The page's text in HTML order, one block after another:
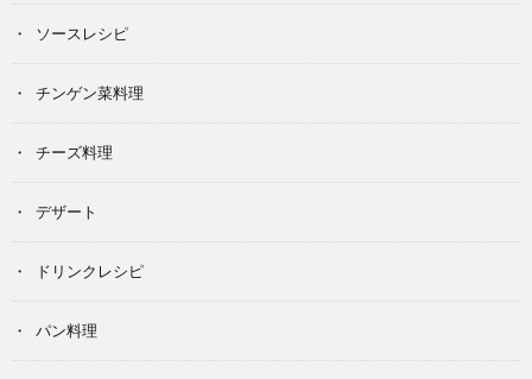
ソースレシピ
チンゲン菜料理
チーズ料理
デザート
ドリンクレシピ
パン料理